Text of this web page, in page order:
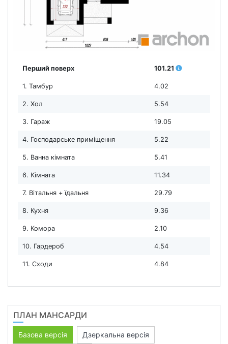
Перший поверх 101.21
1. Тамбур 4.02
2. Хол 5.54
3. Гараж 19.05
4. Господарське приміщення 5.22
5. Ванна кімната 5.41
6. Кімната 11.34
7. Вітальня + їдальня 29.79
8. Кухня 9.36
9. Комора 2.10
10. Гардероб 4.54
11. Сходи 4.84
ПЛАН МАНСАРДИ
Базова версія
Дзеркальна версія